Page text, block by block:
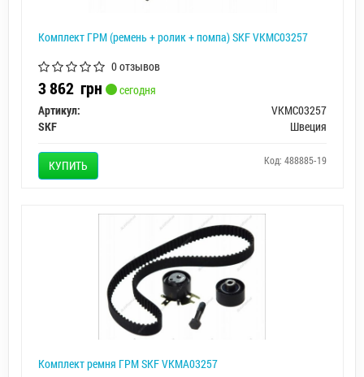
Комплект ГРМ (ремень + ролик + помпа) SKF VKMC03257
0 отзывов
3 862 грн
сегодня
Артикул:
VKMC03257
SKF
Швеция
КУПИТЬ Код: 488885-19
Комплект ремня ГРМ SKF VKMA03257